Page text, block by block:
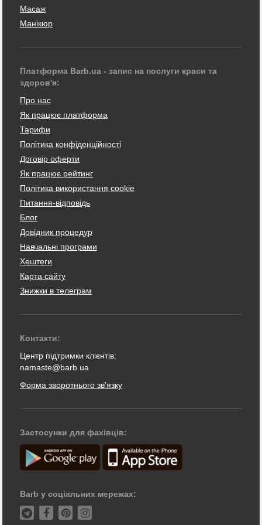
Масаж
Манікюр
Платформа Barb.ua - запис на послуги краси та
здоров'я:
Про нас
Як працює платформа
Тарифи
Політика конфіденційності
Договір оферти
Як працює рейтинг
Політика використання cookie
Питання-відповідь
Блог
Довідник процедур
Навчальні програми
Хештеги
Карта сайту
Знижки в телеграм
Контакти:
Центр підтримки клієнтів:
namaste@barb.ua
Форма зворотнього зв'язку
Застосунки для фахівців:
Barb у соціальних мережах: